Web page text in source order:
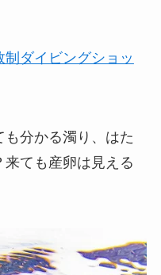
ダイビングショッ
分かる濁り、はた
来ても産卵は見える